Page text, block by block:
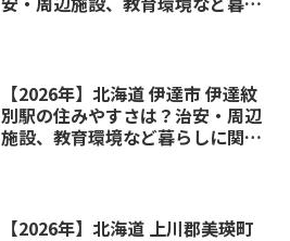
【2026年】北海道 伊達市 伊達紋
別駅の住みやすさは？治安・周辺
施設、教育環境など暮らしに関わ
【2026年】北海道 上川郡美瑛町